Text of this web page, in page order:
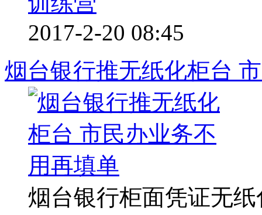
2017-2-20 08:45
烟台银行推无纸化柜台
烟台银行柜面凭证无